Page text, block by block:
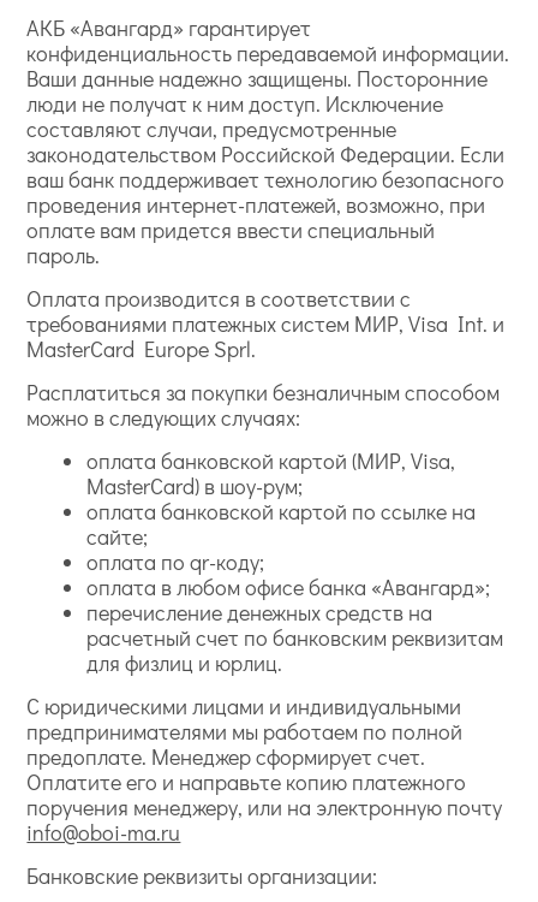
АКБ «Авангард» гарантирует
конфиденциальность передаваемой информации.
Ваши данные надежно защищены. Посторонние
люди не получат к ним доступ. Исключение
составляют случаи, предусмотренные
законодательством Российской Федерации. Если
ваш банк поддерживает технологию безопасного
проведения интернет-платежей, возможно, при
оплате вам придется ввести специальный
пароль.
Оплата производится в соответствии с
требованиями платежных систем МИР, Visa Int. и
MasterCard Europe Sprl.
Расплатиться за покупки безналичным способом
можно в следующих случаях:
оплата банковской картой (МИР, Visa,
MasterCard) в шоу-рум;
оплата банковской картой по ссылке на
сайте;
оплата по qr-коду;
оплата в любом офисе банка «Авангард»;
перечисление денежных средств на
расчетный счет по банковским реквизитам
для физлиц и юрлиц.
С юридическими лицами и индивидуальными
предпринимателями мы работаем по полной
предоплате. Менеджер сформирует счет.
Оплатите его и направьте копию платежного
поручения менеджеру, или на электронную почту
info@oboi-ma.ru
Банковские реквизиты организации: